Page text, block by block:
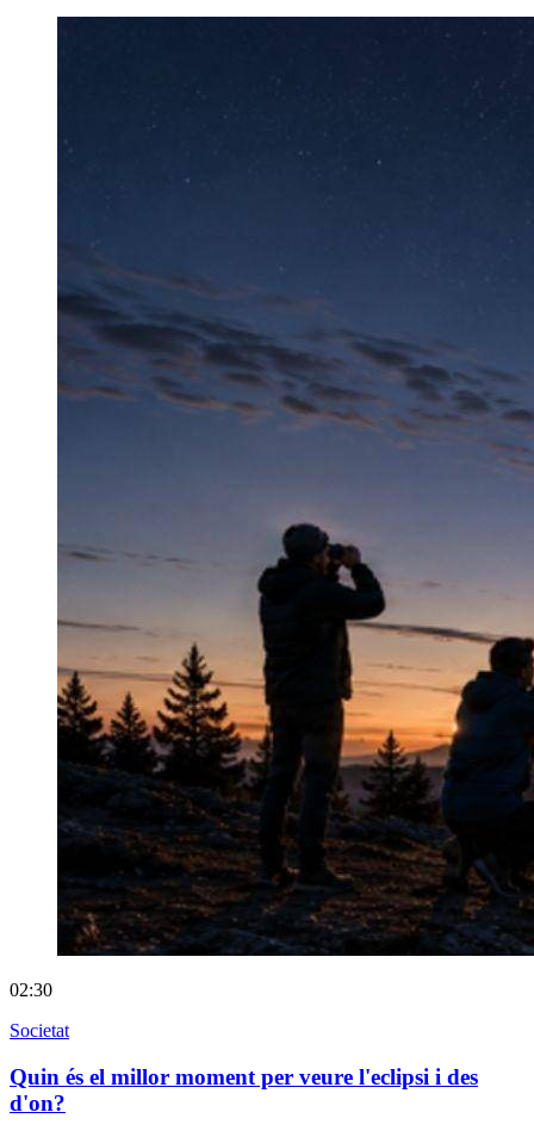
02:30
Societat
Quin és el millor moment per veure l'eclipsi i des
d'on?